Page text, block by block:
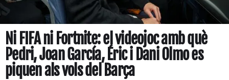
Ni FIFA ni Fortnite: el videojoc amb què
Pedri, Joan García, Éric i Dani Olmo es
piquen als vols del Barça